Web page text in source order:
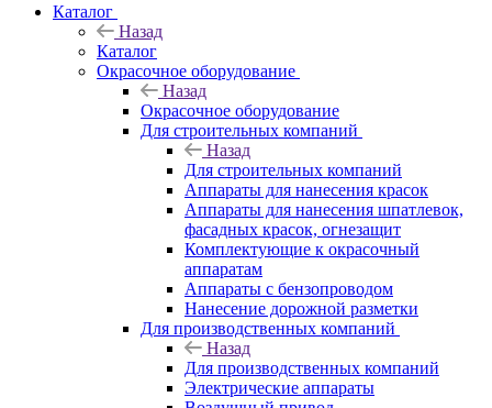
Каталог
Назад
Каталог
Окрасочное оборудование
Назад
Окрасочное оборудование
Для строительных компаний
Назад
Для строительных компаний
Аппараты для нанесения красок
Аппараты для нанесения шпатлевок,
фасадных красок, огнезащит
Комплектующие к окрасочный
аппаратам
Аппараты с бензопроводом
Нанесение дорожной разметки
Для производственных компаний
Назад
Для производственных компаний
Электрические аппараты